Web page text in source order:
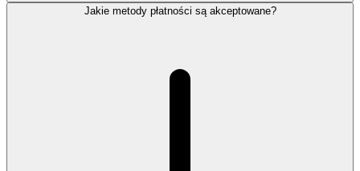
Jakie metody płatności są akceptowane?